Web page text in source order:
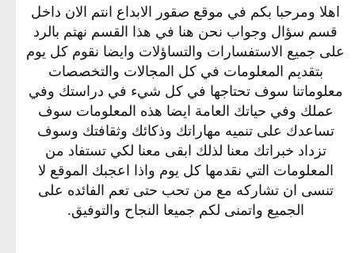
اهلا ومرحبا بكم في موقع صقور الابداع انتم الان داخل
قسم سؤال وجواب نحن هنا في هذا القسم نهتم بالرد
على جميع الاستفسارات والتساؤلات وايضا نقوم كل يوم
بتقديم المعلومات في كل المجالات والتخصصات
معلوماتنا سوف تحتاجها في كل شيء في دراستك وفي
عملك وفي حياتك العامة ايضا هذه المعلومات سوف
تساعدك على تنميه مهاراتك وذكائك وثقافتك وسوف
تزداد خبراتك معنا لذلك ابقى معنا لكي تستفاد من
المعلومات التي نقدمها كل يوم واذا اعجبك الموقع لا
تنسى ان تشاركه مع من تحب حتى تعم الفائده على
الجميع واتمنى لكم جميعا النجاح والتوفيق.